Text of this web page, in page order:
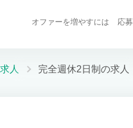
オファーを増やすには 応
人 完全週休2日制の求人